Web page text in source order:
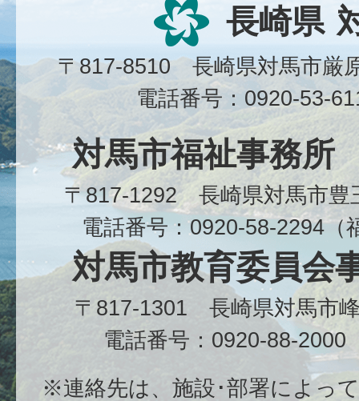
長崎県
〒817-8510 長崎県対馬市
電話番号：0920-53-
対馬市福祉事務所
〒817-1292 長崎県対馬市
電話番号：0920-58-2294（
対馬市教育委員会
〒817-1301 長崎県対馬市
電話番号：0920-88-2000
※連絡先は、施設･部署によっ